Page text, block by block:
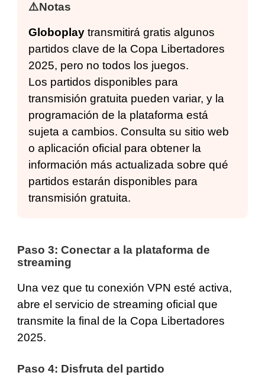
⚠️Notas
Globoplaytransmitirá gratis algunos
partidos clave de la Copa Libertadores
2025, pero no todos los juegos.
Los partidos disponibles para
transmisión gratuita pueden variar, y la
programación de la plataforma está
sujeta a cambios. Consulta su sitio web
o aplicación oficial para obtener la
información más actualizada sobre qué
partidos estarán disponibles para
transmisión gratuita.
Paso 3: Conectar a la plataforma de
streaming
Una vez que tu conexión VPN esté activa,
abre el servicio de streaming oficial que
transmite la final de la Copa Libertadores
2025.
Paso 4: Disfruta del partido